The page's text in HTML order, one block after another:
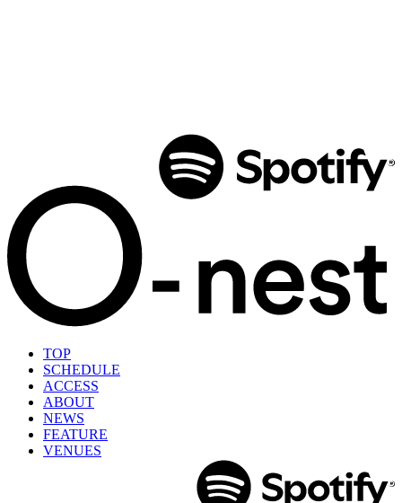
TOP
SCHEDULE
ACCESS
ABOUT
NEWS
FEATURE
VENUES